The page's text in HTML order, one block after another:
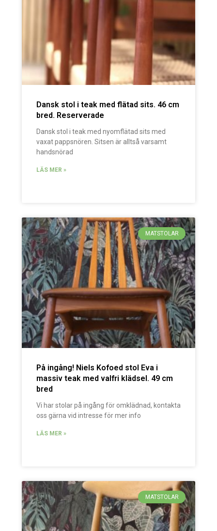
Dansk stol i teak med flätad sits. 46 cm
bred. Reserverade
Dansk stol i teak med nyomflätad sits med
vaxat pappsnören. Sitsen är alltså varsamt
handsnörad
LÄS MER »
MATSTOLAR
På ingång! Niels Kofoed stol Eva i
massiv teak med valfri klädsel. 49 cm
bred
Vi har stolar på ingång för omklädnad, kontakta
oss gärna vid intresse för mer info
LÄS MER »
MATSTOLAR